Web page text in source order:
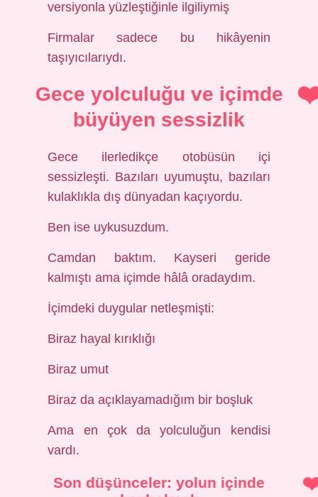
versiyonla yüzleştiğinle ilgiliymiş
Firmalar sadece bu hikâyenin
taşıyıcılarıydı.
Gece yolculuğu ve içimde
büyüyen sessizlik
Gece ilerledikçe otobüsün içi
sessizleşti. Bazıları uyumuştu, bazıları
kulaklıkla dış dünyadan kaçıyordu.
Ben ise uykusuzdum.
Camdan baktım. Kayseri geride
kalmıştı ama içimde hâlâ oradaydım.
İçimdeki duygular netleşmişti:
Biraz hayal kırıklığı
Biraz umut
Biraz da açıklayamadığım bir boşluk
Ama en çok da yolculuğun kendisi
vardı.
Son düşünceler: yolun içinde